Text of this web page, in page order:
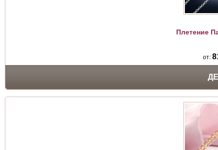
Плетение
от: